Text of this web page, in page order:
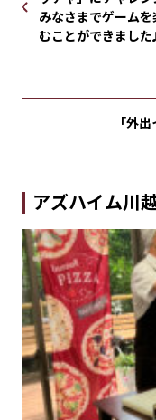
みなさまでゲームを
むことができまし
「外
アズハイム川